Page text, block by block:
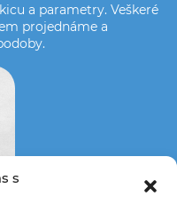
s
a parametry. Veškeré
projednáme a